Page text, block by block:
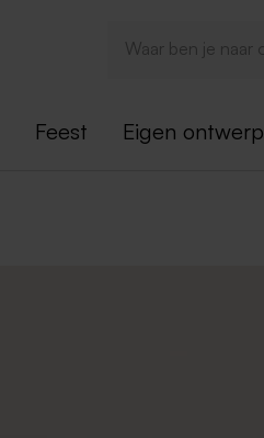
Feest Eigen ontwerp